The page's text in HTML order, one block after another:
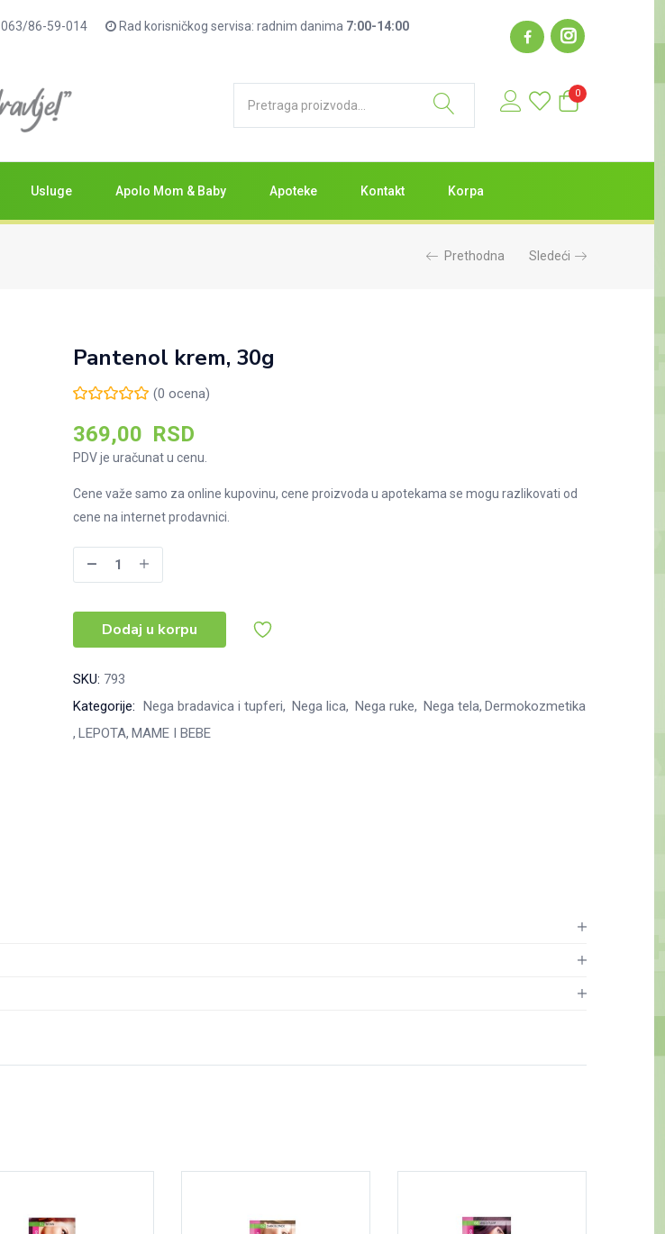
063/86-59-014 Rad korisničkog servisa: radnim danima 7:00-14:00
0
Usluge Apolo Mom & Baby Apoteke Kontakt Korpa
Prethodna Sledeći
Pantenol krem, 30g
(0 ocena)
369,00 RSD
PDV je uračunat u cenu.
Cene važe samo za online kupovinu, cene proizvoda u apotekama se mogu razlikovati od
cene na internet prodavnici.
Pantenol
krem,
količinaDodaj u korpu
SKU: 793
Kategorije: Nega bradavica i tupferi Nega lica Nega ruke Nega tela Dermokozmetika
LEPOTA MAME I BEBE